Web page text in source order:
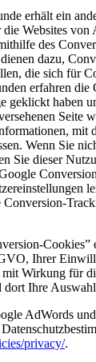
erhält ein
Websites von
des
dazu,
die sich für
erfahren die
geklickt haben
Seite
mit
Wenn Sie
Sie dieser
Cookies”
Ihrer
Wirkung für
dort Ihre
AdWords
privacy/.